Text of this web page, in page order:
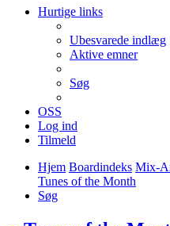
Hurtige links
Ubesvarede indlæg
Aktive emner
Søg
OSS
Log ind
Tilmeld
Hjem Boardindeks Mix-
Tunes of the Month
Søg